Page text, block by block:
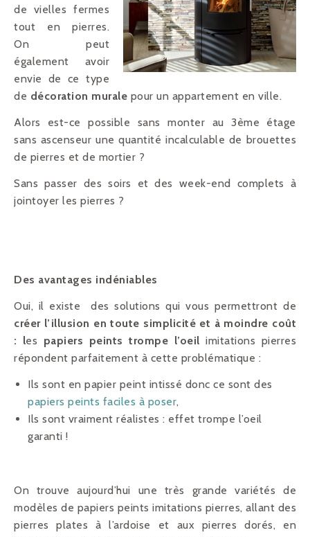
de vielles fermes
tout en pierres.
On peut
également avoir
envie de ce type
de décoration murale pour un appartement en ville.
Alors est-ce possible sans monter au 3ème étage
sans ascenseur une quantité incalculable de brouettes
de pierres et de mortier ?
Sans passer des soirs et des week-end complets à
jointoyer les pierres ?
Des avantages indéniables
Oui, il existe des solutions qui vous permettront de
créer l’illusion en toute simplicité et à moindre coût
: les papiers peints trompe l’oeil imitations pierres
répondent parfaitement à cette problématique :
Ils sont en papier peint intissé donc ce sont des
papiers peints faciles à poser,
Ils sont vraiment réalistes : effet trompe l’oeil
garanti !
On trouve aujourd’hui une très grande variétés de
modèles de papiers peints imitations pierres, allant des
pierres plates à l’ardoise et aux pierres dorés, en